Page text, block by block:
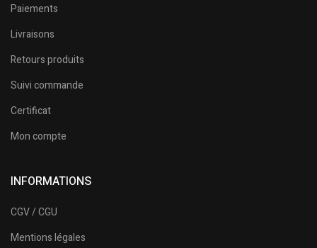
Paiements
Livraisons
Retours produits
Suivi commande
Certificat
Mon compte
INFORMATIONS
CGV / CGU
Mentions légales